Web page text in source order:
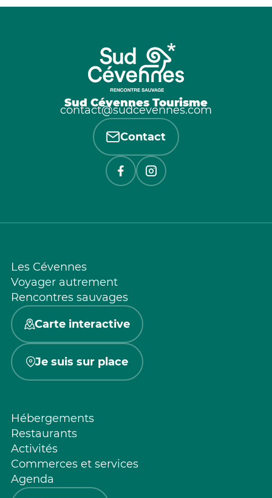
Sud Cévennes Tourisme
contact@sudcevennes.com
Contact
Les Cévennes
Voyager autrement
Rencontres sauvages
Carte interactive
Je suis sur place
Hébergements
Restaurants
Activités
Commerces et services
Agenda